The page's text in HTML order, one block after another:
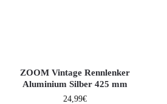
ZOOM Vintage Rennlenker
Aluminium Silber 425 mm
24,99€